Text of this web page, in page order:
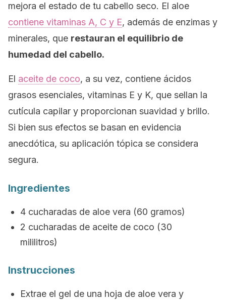
mejora el estado de tu cabello seco. El aloe
contiene vitaminas A, C y E, además de enzimas y
minerales, que restauran el equilibrio de
humedad del cabello.
El aceite de coco, a su vez, contiene ácidos
grasos esenciales, vitaminas E y K, que sellan la
cutícula capilar y proporcionan suavidad y brillo.
Si bien sus efectos se basan en evidencia
anecdótica, su aplicación tópica se considera
segura.
Ingredientes
4 cucharadas de aloe vera (60 gramos)
2 cucharadas de aceite de coco (30
mililitros)
Instrucciones
Extrae el gel de una hoja de aloe vera y